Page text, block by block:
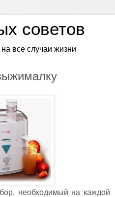
советов
все случаи жизни
необходимый на каждой